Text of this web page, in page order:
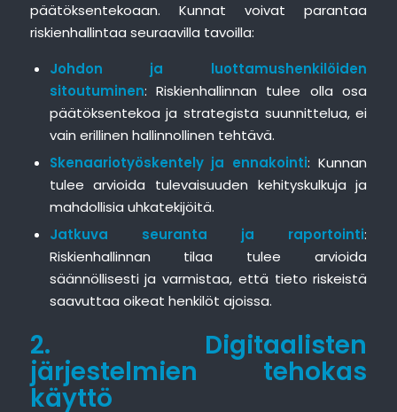
päätöksentekoaan. Kunnat voivat parantaa
riskienhallintaa seuraavilla tavoilla:
Johdon ja luottamushenkilöiden
sitoutuminen: Riskienhallinnan tulee olla osa
päätöksentekoa ja strategista suunnittelua, ei
vain erillinen hallinnollinen tehtävä.
Skenaariotyöskentely ja ennakointi: Kunnan
tulee arvioida tulevaisuuden kehityskulkuja ja
mahdollisia uhkatekijöitä.
Jatkuva seuranta ja raportointi:
Riskienhallinnan tilaa tulee arvioida
säännöllisesti ja varmistaa, että tieto riskeistä
saavuttaa oikeat henkilöt ajoissa.
2. Digitaalisten
järjestelmien tehokas
käyttö